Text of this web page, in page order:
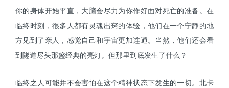
你的身体开始平直，大脑会尽力为你作好面对死亡的准备。在
临终时刻，很多人都有灵魂出窍的体验，他们在一个宁静的地
方见到了亲人，感觉自己和宇宙更加连通。当然，他们还会看
到隧道尽头那盏经典的亮灯。但那里到底发生了什么？
临终之人可能并不会害怕在这个精神状态下发生的一切。北卡